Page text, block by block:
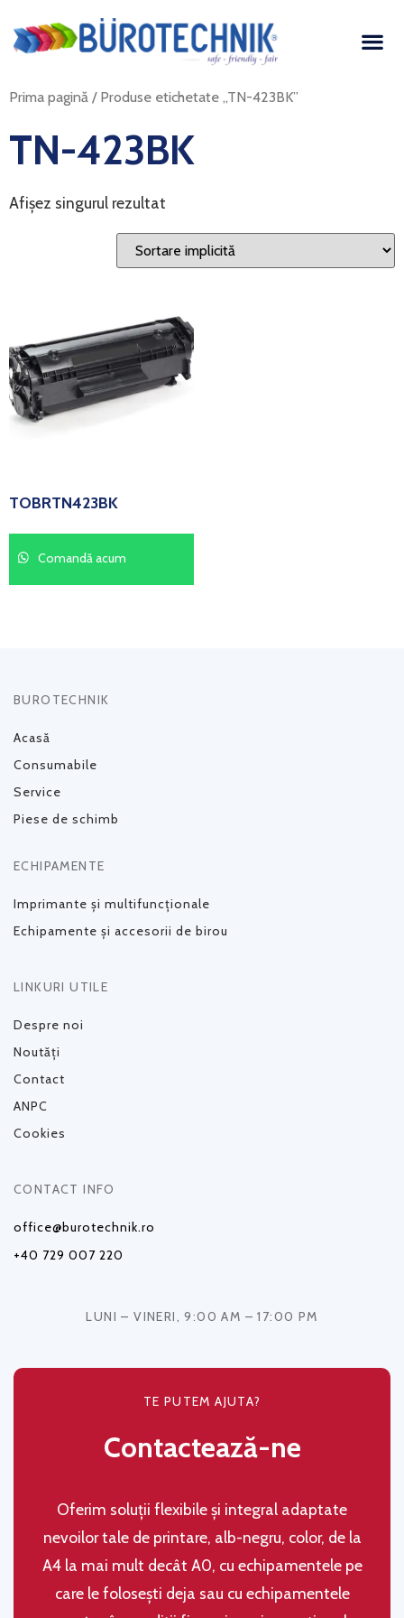
Prima pagină / Produse etichetate „TN-423BK”
TN-423BK
Afișez singurul rezultat
TOBRTN423BK
Comandă acum
BUROTECHNIK
Acasă
Consumabile
Service
Piese de schimb
ECHIPAMENTE
Imprimante și multifuncționale
Echipamente și accesorii de birou
LINKURI UTILE
Despre noi
Noutăți
Contact
ANPC
Cookies
CONTACT INFO
office@burotechnik.ro
+40 729 007 220
LUNI – VINERI, 9:00 AM – 17:00 PM
TE PUTEM AJUTA?
Contactează-ne
Oferim soluţii flexibile şi integral adaptate
nevoilor tale de printare, alb-negru, color, de la
A4 la mai mult decât A0, cu echipamentele pe
care le folosești deja sau cu echipamentele